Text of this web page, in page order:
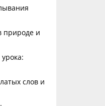
природе и
слов и